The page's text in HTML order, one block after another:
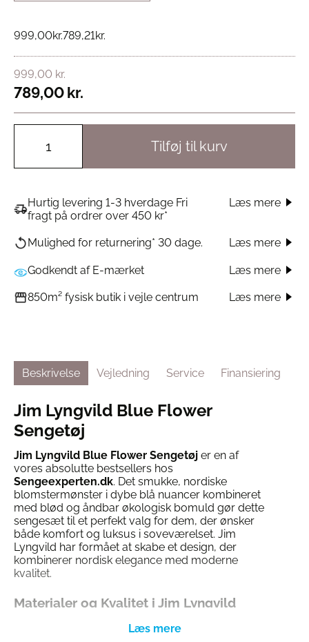
999,00kr.789,21kr.
999,00 kr.
789,00kr.
Tilføj til kurv
Hurtig levering 1-3 hverdage Fri
fragt på ordrer over 450 kr*
Læs mere
Mulighed for returnering* 30 dage. Læs mere
Godkendt af E-mærket Læs mere
850m² fysisk butik i vejle centrum Læs mere
Beskrivelse Vejledning Service Finansiering
Jim Lyngvild Blue Flower
Sengetøj
Jim Lyngvild Blue Flower Sengetøj er en af
vores absolutte bestsellers hos
Sengeexperten.dk. Det smukke, nordiske
blomstermønster i dybe blå nuancer kombineret
med blød og åndbar økologisk bomuld gør dette
sengesæt til et perfekt valg for dem, der ønsker
både komfort og luksus i soveværelset. Jim
Lyngvild har formået at skabe et design, der
kombinerer nordisk elegance med moderne
kvalitet.
Materialer og Kvalitet i Jim Lyngvild